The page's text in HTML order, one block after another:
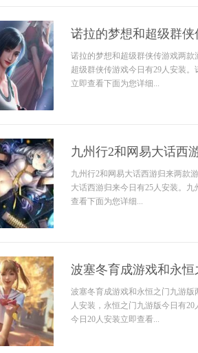
诺拉的梦想和超级群
诺拉的梦想和超级群侠传游戏两
超级群侠传游戏今日有29人安装
立即查看下面为您详细...
九州行2和网易大话西
九州行2和网易大话西游归来两款
大话西游归来今日有25人安装。
查看下面为您详细...
波塞冬育成游戏和永
波塞冬育成游戏和永恒之门九游
人安装，永恒之门九游版今日有
今日20人安装立即查看...